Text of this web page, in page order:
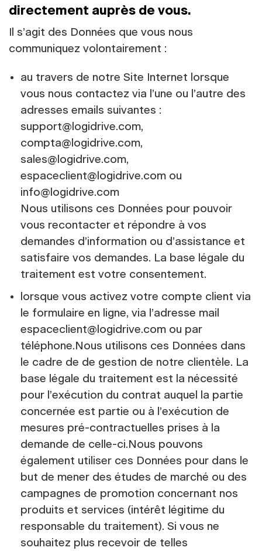
directement auprès de vous.
Il s’agit des Données que vous nous
communiquez volontairement :
au travers de notre Site Internet lorsque
vous nous contactez via l’une ou l’autre des
adresses emails suivantes :
support@logidrive.com,
compta@logidrive.com,
sales@logidrive.com,
espaceclient@logidrive.com ou
info@logidrive.com
Nous utilisons ces Données pour pouvoir
vous recontacter et répondre à vos
demandes d’information ou d’assistance et
satisfaire vos demandes. La base légale du
traitement est votre consentement.
lorsque vous activez votre compte client via
le formulaire en ligne, via l’adresse mail
espaceclient@logidrive.com ou par
téléphone.Nous utilisons ces Données dans
le cadre de de gestion de notre clientèle. La
base légale du traitement est la nécessité
pour l’exécution du contrat auquel la partie
concernée est partie ou à l’exécution de
mesures pré-contractuelles prises à la
demande de celle-ci.Nous pouvons
également utiliser ces Données pour dans le
but de mener des études de marché ou des
campagnes de promotion concernant nos
produits et services (intérêt légitime du
responsable du traitement). Si vous ne
souhaitez plus recevoir de telles